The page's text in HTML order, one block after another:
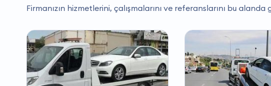
Firmanızın hizmetlerini, çalışmalarını ve referanslarını bu alanda